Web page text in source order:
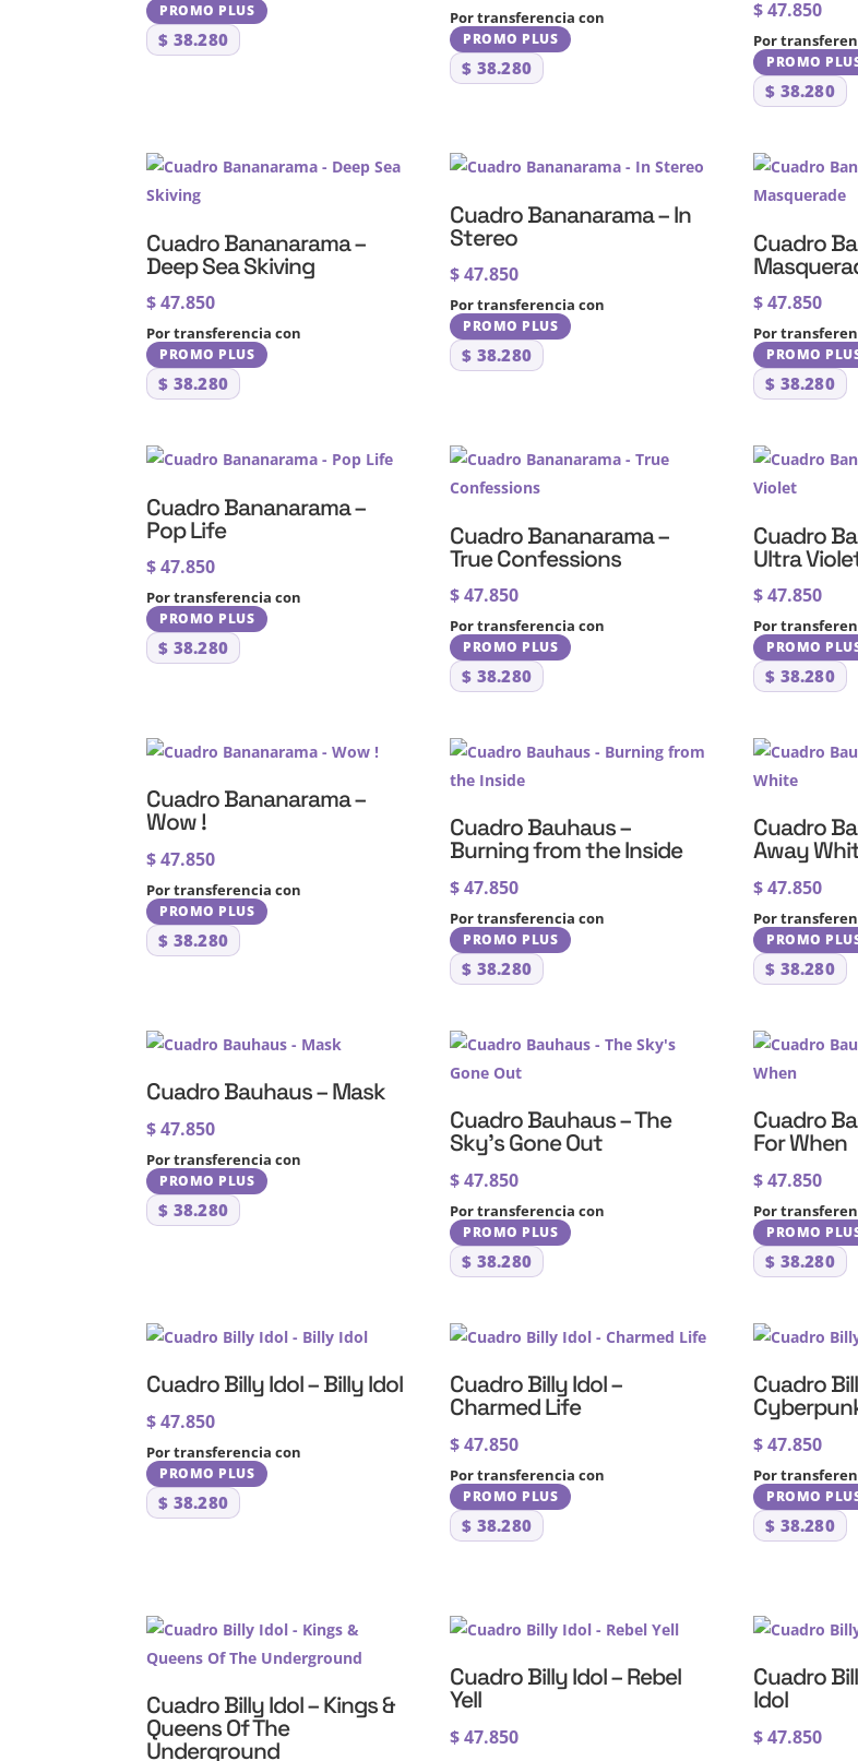
PROMO PLUS
$ 38.280
Por transferencia con
PROMO PLUS
$ 38.280
$47.850
Por
PROMO
$ 38.280
Cuadro Bananarama –
Deep Sea Skiving
$47.850
Por transferencia con
PROMO PLUS
$ 38.280
Cuadro Bananarama – In
Stereo
$47.850
Por transferencia con
PROMO PLUS
$ 38.280
Cuadro
$47.850
Por
PROMO
$ 38.280
Cuadro Bananarama –
Pop Life
$47.850
Por transferencia con
PROMO PLUS
$ 38.280
Cuadro Bananarama –
True Confessions
$47.850
Por transferencia con
PROMO PLUS
$ 38.280
Cuadro
Ultra
$47.850
Por
PROMO
$ 38.280
Cuadro Bananarama –
Wow !
$47.850
Por transferencia con
PROMO PLUS
$ 38.280
Cuadro Bauhaus –
Burning from the Inside
$47.850
Por transferencia con
PROMO PLUS
$ 38.280
Cuadro
Away
$47.850
Por
PROMO
$ 38.280
Cuadro Bauhaus – Mask
$47.850
Por transferencia con
PROMO PLUS
$ 38.280
Cuadro Bauhaus – The
Sky’s Gone Out
$47.850
Por transferencia con
PROMO PLUS
$ 38.280
Cuadro
For When
$47.850
Por
PROMO
$ 38.280
Cuadro Billy Idol – Billy Idol
$47.850
Por transferencia con
PROMO PLUS
$ 38.280
Cuadro Billy Idol –
Charmed Life
$47.850
Por transferencia con
PROMO PLUS
$ 38.280
Cuadro
$47.850
Por
PROMO
$ 38.280
Cuadro Billy Idol – Kings &
Queens Of The
Underground
Cuadro Billy Idol – Rebel
Yell
$47.850
Cuadro
Idol
$47.850